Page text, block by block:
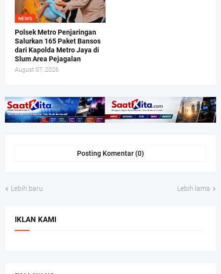
NEWS
Polsek Metro Penjaringan
Salurkan 165 Paket Bansos
dari Kapolda Metro Jaya di
Slum Area Pejagalan
August 07, 2026
Posting Komentar (0)
Lebih baru Lebih lama
IKLAN KAMI